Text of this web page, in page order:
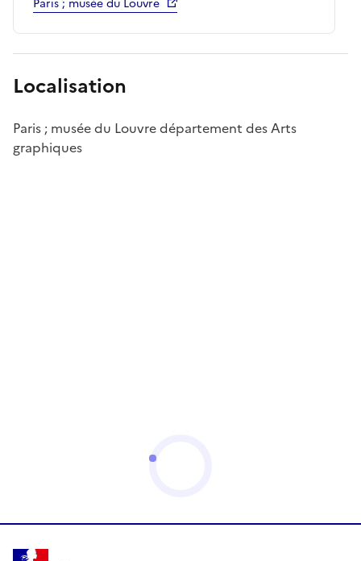
Localisation
Paris ; musée du Louvre département des Arts
graphiques